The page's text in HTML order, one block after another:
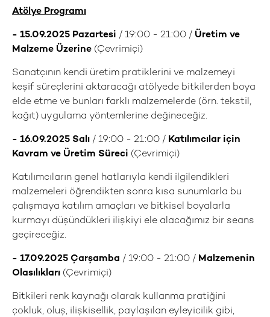
Atölye Programı
- 15.09.2025 Pazartesi / 19:00 - 21:00 / Üretim ve
Malzeme Üzerine (Çevrimiçi)
Sanatçının kendi üretim pratiklerini ve malzemeyi
keşif süreçlerini aktaracağı atölyede bitkilerden boya
elde etme ve bunları farklı malzemelerde (örn. tekstil,
kağıt) uygulama yöntemlerine değineceğiz.
- 16.09.2025 Salı / 19:00 - 21:00 / Katılımcılar için
Kavram ve Üretim Süreci (Çevrimiçi)
Katılımcıların genel hatlarıyla kendi ilgilendikleri
malzemeleri öğrendikten sonra kısa sunumlarla bu
çalışmaya katılım amaçları ve bitkisel boyalarla
kurmayı düşündükleri ilişkiyi ele alacağımız bir seans
geçireceğiz.
- 17.09.2025 Çarşamba / 19:00 - 21:00 / Malzemenin
Olasılıkları (Çevrimiçi)
Bitkileri renk kaynağı olarak kullanma pratiğini
çokluk, oluş, ilişkisellik, paylaşılan eyleyicilik gibi,